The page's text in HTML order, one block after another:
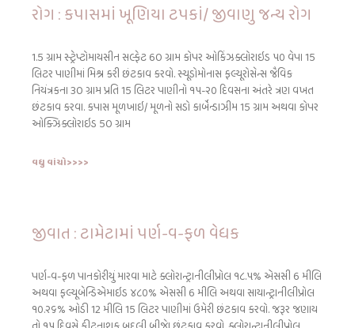
રોગ : કપાસમાં ખૂણિયા ટપકાં/ જીવાણુ જન્ય રોગ
1.5 ગ્રામ સ્ટ્રેપ્ટોમાયસીન સલ્ફેટ 60 ગ્રામ કોપર ઓકિંઝક્લોરાઇડ ૫૦ વેપા 15
લિટર પાણીમાં મિશ્ર કરી છંટકાવ કરવો. સ્યૂડોમોનાસ ફલ્યૂરોસેન્સ જૈવિક
નિયંત્રકના 30 ગ્રામ પ્રતિ 15 લિટર પાણીનો ૧૫-૨૦ દિવસના અંતરે ત્રણ વખત
છંટકાવ કરવા. કપાસ મૂળખાઇ/ મૂળનો સડો કાર્બેન્ડાઝીમ 15 ગ્રામ અથવા કોપર
ઓક્ઝિક્લોરાઇડ 50 ગ્રામ
વધુ વાંચો>>>>
જીવાત : ટામેટામાં પર્ણ-વ-ફળ વેધક
પર્ણ-વ-ફળ પાનકોરીયું મારવા માટે ક્લોરાન્ટ્રાનીલીપ્રોલ ૧૮.૫% એસસી 6 મીલિ
અથવા ફલ્યૂબેન્ડિએમાઇડ ૪૮૦% એસસી 6 મીલિ અથવા સાયાન્ટ્રાનીલીપ્રોલ
૧૦.૨૬% ઓડી 12 મીલિ 15 લિટર પાણીમાં ઉમેરી છંટકાવ કરવો. જરૂર જણાય